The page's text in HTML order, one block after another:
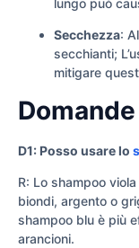
lungo può
Secchezza:
secchianti;
mitigare
D1: Posso usare lo
R: Lo shampoo
biondi, argento o
shampoo blu è più
arancioni.